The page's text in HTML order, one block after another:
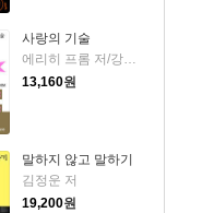
사랑의 기술
에리히 프롬 저/강주헌 역
13,160원
말하지 않고 말하기
김정운 저
19,200원